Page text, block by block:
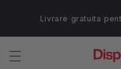
conținutLivrare gratuita